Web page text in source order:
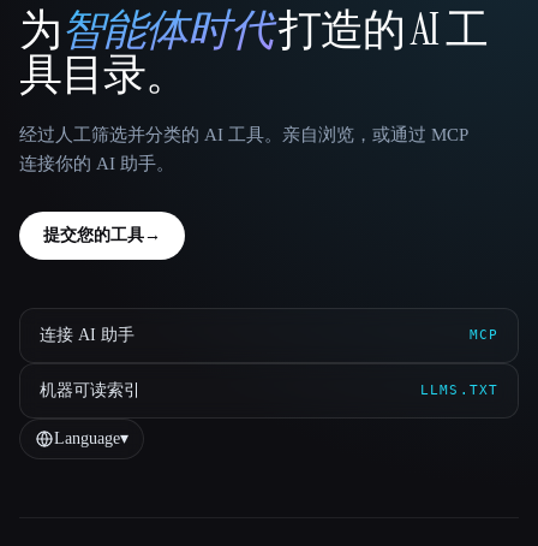
That AI Collection
为智能体时代打造的 AI 工
具目录。
经过人工筛选并分类的 AI 工具。亲自浏览，或通过 MCP
连接你的 AI 助手。
提交您的工具→
连接 AI 助手 MCP
机器可读索引 LLMS.TXT
Language▾